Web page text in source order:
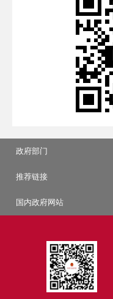
政府部门
推荐链接
国内政府网站